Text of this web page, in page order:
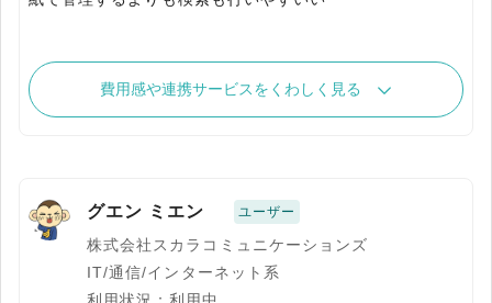
費用感や連携サービスをくわしく見る
グエン ミエン ユーザー
株式会社スカラコミュニケーションズ
IT/通信/インターネット系